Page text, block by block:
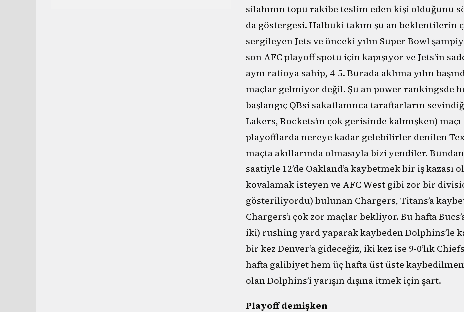
silahının topu rakibe teslim eden kişi olduğunu
da göstergesi. Halbuki takım şu an beklentilerin
sergileyen Jets ve önceki yılın Super Bowl
son AFC playoff spotu için kapışıyor ve Jets’in
aynı ratioya sahip, 4-5. Burada aklıma yılın
maçlar gelmiyor değil. Şu an power rankingsde
başlangıç QBsi sakatlanınca taraftarların
Lakers, Rockets’ın çok gerisinde kalmışken)
playofflarda nereye kadar gelebilirler denilen
maçta akıllarında olmasıyla bizi yendiler.
saatiyle 12’de Oakland’a kaybetmek bir iş
kovalamak isteyen ve AFC West gibi zor bir
gösteriliyordu) bulunan Chargers, Titans’a
Chargers’ı çok zor maçlar bekliyor. Bu hafta
iki) rushing yard yaparak kaybeden Dolphins’le
bir kez Denver’a gideceğiz, iki kez ise 9-0’lık
hafta galibiyet hem üç hafta üst üste
olan Dolphins’i yarışın dışına itmek için şart.
Playoff demişken